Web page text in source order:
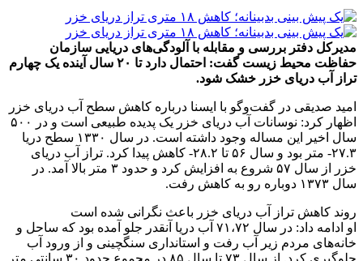
مدیرکل دفتر بررسی و مقابله با آلودگی‌های دریایی سازمان
حفاظت محیط زیست گفت: احتمال دارد تا ۲۰ سال آینده یک چهارم
تراز آب دریای خزر خشک شود.
امید صدیقی در گفت‌وگو با ایسنا درباره کاهش سطح آب دریای خزر
اظهار کرد: نوسانات آب دریای خزر یک پدیده طبیعی است و در ۵۰۰
سال اخیر این مساله وجود داشته است. در سال ۱۳۳۰ سطح دریا
۲۷.۳- متر بود و سال ۵۶ تا ۲۸.۲- کاهش پیدا کرد. تراز آب دریای
خزر از سال ۵۷ شروع به افزایش کرد و حدود ۳ متر بالا آمد. در
سال ۱۳۷۳ دوباره رو به کاهش رفت.
روند کاهش تراز آب دریای خزر باعث نگرانی شده است
او ادامه داد: در سال ۷۱،۷۲ آب دریا آنقدر جلو آمده بود که ساحل و
خانه‌های مردم زیر آب رفت و استانداری سنگچینی و از ورود آب
جلوگیری کرد. از سال ۷۳ تا سال ۸۵ در مجموع حدود ۳۰ سانتی متر